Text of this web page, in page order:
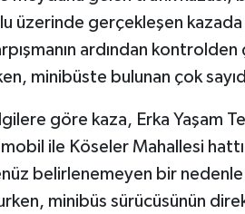
üzerinde gerçekleşen
ardından
minibüste bulunan çok
göre kaza, Erka Yaşam
ile Köseler Mahallesi
belirlenemeyen bir nedenle
minibüs sürücüsünün